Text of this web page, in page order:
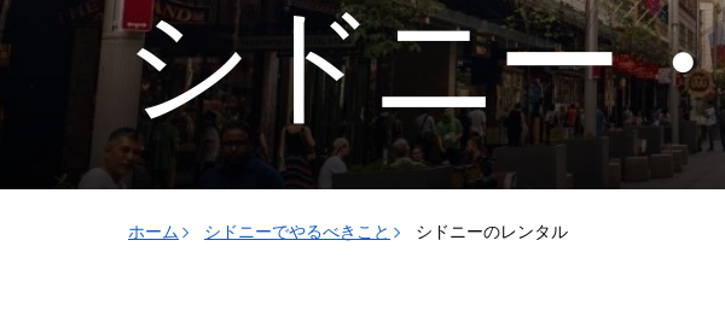
シドニー
ホーム シドニーでやるべきこと シドニーのレンタル